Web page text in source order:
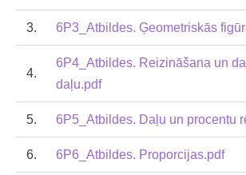
3. 6P3_Atbildes. Ģeometriskās
4.
6P4_Atbildes. Reizināšana un
daļu.pdf
5. 6P5_Atbildes. Daļu un procentu
6. 6P6_Atbildes. Proporcijas.pdf